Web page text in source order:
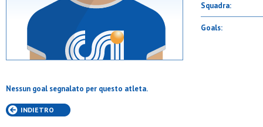
Squadra:
Goals:
Nessun goal segnalato per questo atleta.
INDIETRO